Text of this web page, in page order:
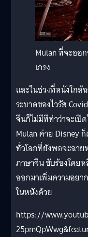
Mulan ที่จะออ
เกรง
และในช่วงที่หนังใก
ระบาดของไวรัส
จีนก็ไม่มีทีท่าว่าจะเปิ
Mulan ค่าย Disney
ทั่วโลกที่ยังพอจะฉาย
ภาษาจีน ขับร้องโดย
ออกมาเพิ่มความอยา
ในหนังด้วย
https://